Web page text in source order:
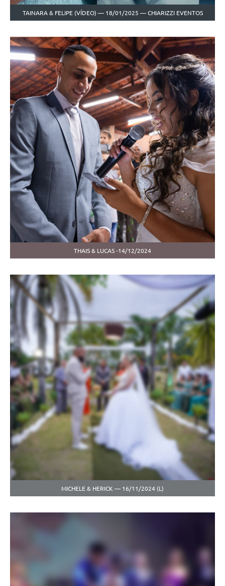
TAINARA & FELIPE (VÍDEO) — 18/01/2025 — CHIARIZZI EVENTOS
THAIS & LUCAS -14/12/2024
MICHELE & HERICK — 16/11/2024 (L)